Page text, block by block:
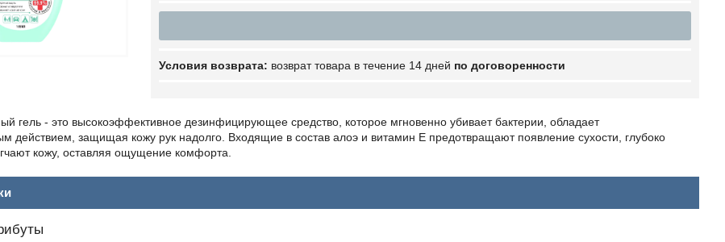
возврат товара в течение 14 дней по договоренности
гель - это высокоэффективное дезинфицирующее средство, которое мгновенно убивает бактерии, обладает
действием, защищая кожу рук надолго. Входящие в состав алоэ и витамин Е предотвращают появление сухости, глубоко
кожу, оставляя ощущение комфорта.